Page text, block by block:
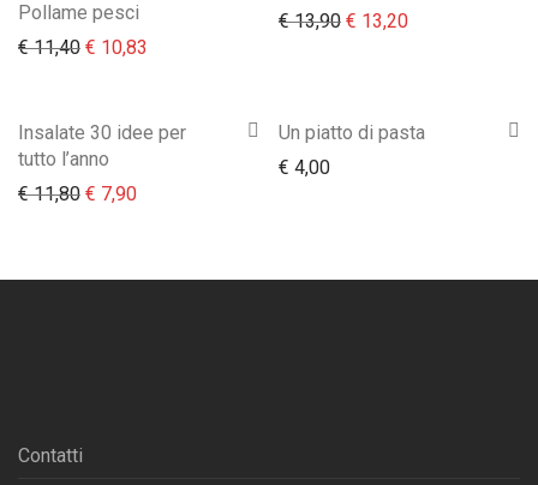
Pollame pesci
€11,40 Il prezzo originale era: € 11,40.
€ 10,83
€13,90 Il prezzo originale era:
€ 13,20Il prezzo
Insalate 30 idee per
tutto l’anno
€11,80 Il prezzo originale era: € 11,80.
€ 7,90Il prezzo attuale è: € 7,90.
Un piatto di pasta
€ 4,00
Contatti